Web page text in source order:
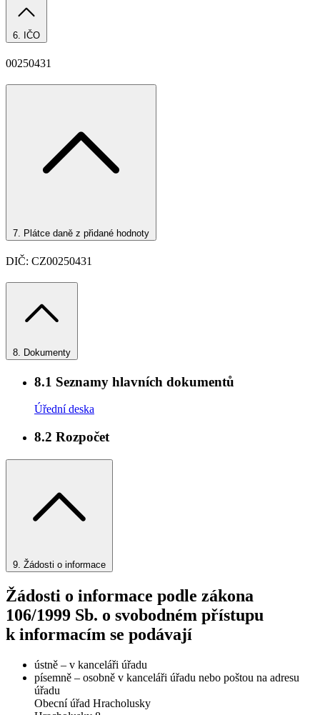
6. IČO
00250431
7. Plátce daně z přidané hodnoty
DIČ: CZ00250431
8. Dokumenty
8.1 Seznamy hlavních dokumentů
Úřední deska
8.2 Rozpočet
9. Žádosti o informace
Žádosti o informace podle zákona
106/1999 Sb. o svobodném přístupu
k informacím se podávají
ústně – v kanceláři úřadu
písemně – osobně v kanceláři úřadu nebo poštou na adresu
úřadu
Obecní úřad Hracholusky